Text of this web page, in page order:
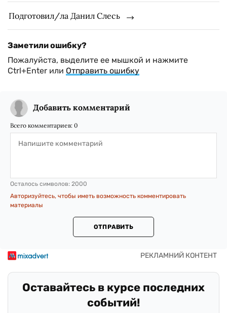
Подготовил/ла Данил Слесь
Заметили ошибку?
Пожалуйста, выделите ее мышкой и нажмите
Ctrl+Enter или Отправить ошибку
Добавить комментарий
Всего комментариев: 0
Осталось символов: 2000
Авторизуйтесь, чтобы иметь возможность комментировать
материалы
ОТПРАВИТЬ
Оставайтесь в курсе последних
событий!